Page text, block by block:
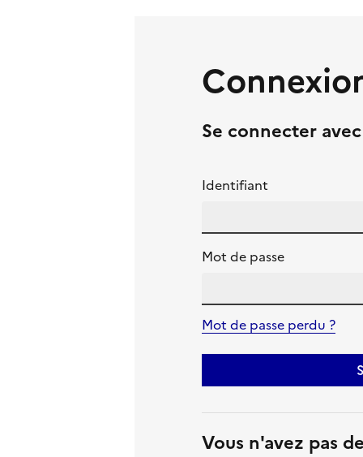
Se connecter
Identifiant
Mot de passe
Mot de passe perdu ?
Vous n'avez pas